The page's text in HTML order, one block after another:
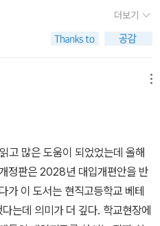
비고등학생부터 수험생을 둔 학
.
년 대입 개편을 적극 반영하고, 현
를 통해 도서를 지원받아 작성한
야할듯합니다.그래서 전공분야를
이가 화학, 생명계열 쪽으로 희망
자기주도적인 탐구를 하는 과정을
읽어야 할지 막막할때 생기부
있어요.2028 대입 개편 반영된
교사 주경아, 정재화, 방희조, 이
주고 있어요.또한 생활기록부에
해하기 어렵지 않아요.아이 스스
겠지만 혼자서 해내기란 쉽지 않
짧은 시간 과목별 필독서와 진
해서 살펴볼 수 있어요.또, 우리가
꼼꼼히 설명해 주어 기존과의 바
더보기
고 많은 도움이 되었었는데 올해
정판은 2028년 대입개편안을 반
가 이 도서는 현직고등학교 베테
는데 의미가 더 깊다. 학교현장에